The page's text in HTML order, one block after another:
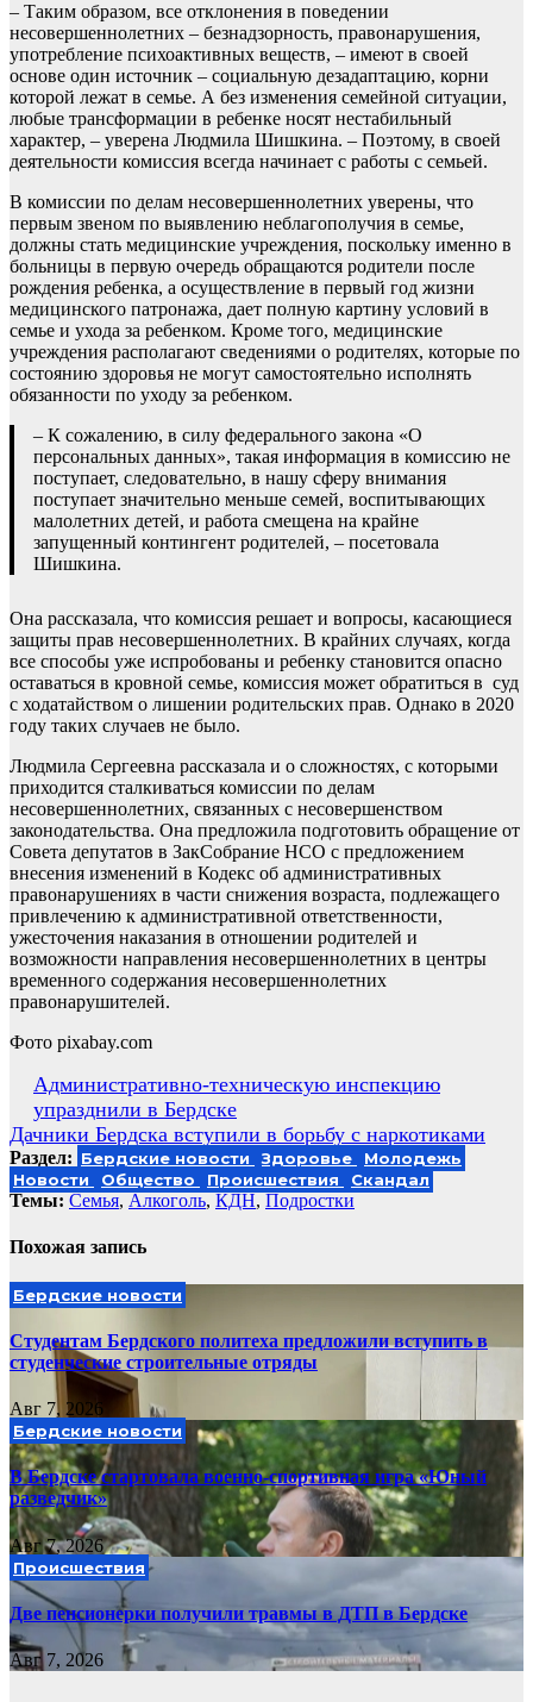
– Таким образом, все отклонения в поведении
несовершеннолетних – безнадзорность, правонарушения,
употребление психоактивных веществ, – имеют в своей
основе один источник – социальную дезадаптацию, корни
которой лежат в семье. А без изменения семейной ситуации,
любые трансформации в ребенке носят нестабильный
характер, – уверена Людмила Шишкина. – Поэтому, в своей
деятельности комиссия всегда начинает с работы с семьей.
В комиссии по делам несовершеннолетних уверены, что
первым звеном по выявлению неблагополучия в семье,
должны стать медицинские учреждения, поскольку именно в
больницы в первую очередь обращаются родители после
рождения ребенка, а осуществление в первый год жизни
медицинского патронажа, дает полную картину условий в
семье и ухода за ребенком. Кроме того, медицинские
учреждения располагают сведениями о родителях, которые по
состоянию здоровья не могут самостоятельно исполнять
обязанности по уходу за ребенком.
– К сожалению, в силу федерального закона «О
персональных данных», такая информация в комиссию не
поступает, следовательно, в нашу сферу внимания
поступает значительно меньше семей, воспитывающих
малолетних детей, и работа смещена на крайне
запущенный контингент родителей, – посетовала
Шишкина.
Она рассказала, что комиссия решает и вопросы, касающиеся
защиты прав несовершеннолетних. В крайних случаях, когда
все способы уже испробованы и ребенку становится опасно
оставаться в кровной семье, комиссия может обратиться в суд
с ходатайством о лишении родительских прав. Однако в 2020
году таких случаев не было.
Людмила Сергеевна рассказала и о сложностях, с которыми
приходится сталкиваться комиссии по делам
несовершеннолетних, связанных с несовершенством
законодательства. Она предложила подготовить обращение от
Совета депутатов в ЗакСобрание НСО с предложением
внесения изменений в Кодекс об административных
правонарушениях в части снижения возраста, подлежащего
привлечению к административной ответственности,
ужесточения наказания в отношении родителей и
возможности направления несовершеннолетних в центры
временного содержания несовершеннолетних
правонарушителей.
Фото pixabay.com
Навигация
по
записям
Административно-техническую инспекцию
упразднили в Бердске
Дачники Бердска вступили в борьбу с наркотиками
Раздел: Бердские новости Здоровье
Молодежь
Новости
Общество Происшествия Скандал
Темы: Cемья, Алкоголь, КДН, Подростки
Похожая запись
Бердские новости
Студентам Бердского политеха предложили вступить в
студенческие строительные отряды
Авг 7, 2026
Бердские новости
В Бердске стартовала военно-спортивная игра «Юный
разведчик»
Авг 7, 2026
Происшествия
Две пенсионерки получили травмы в ДТП в Бердске
Авг 7, 2026